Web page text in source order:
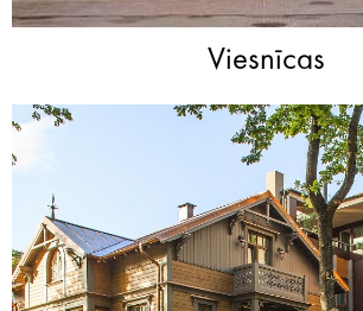
Viesnīcas